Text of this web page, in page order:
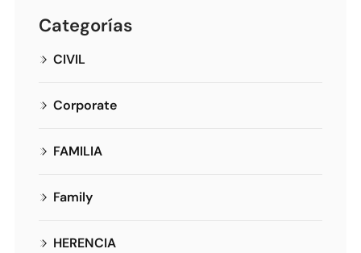
Categorías
CIVIL
Corporate
FAMILIA
Family
HERENCIA